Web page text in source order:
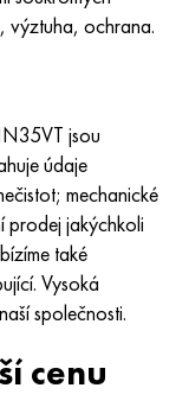
výztuha, ochrana.
jsou
údaje
mechanické
prodej jakýchkoli
také
Vysoká
společnosti.
cenu